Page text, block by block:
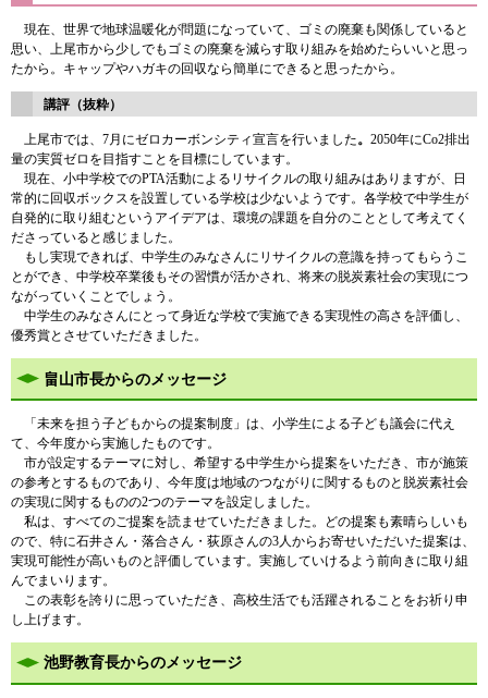
現在、世界で地球温暖化が問題になっていて、ゴミの廃棄も関係していると
思い、上尾市から少しでもゴミの廃棄を減らす取り組みを始めたらいいと思っ
たから。キャップやハガキの回収なら簡単にできると思ったから。
講評（抜粋）
上尾市では、7月にゼロカーボンシティ宣言を行いました。 2050年にCo2排出
量の実質ゼロを目指すことを目標にしています。
現在、小中学校でのPTA活動によるリサイクルの取り組みはありますが、日
常的に回収ボックスを設置している学校は少ないようです。各学校で中学生が
自発的に取り組むというアイデアは、環境の課題を自分のこととして考えてく
ださっていると感じました。
もし実現できれば、中学生のみなさんにリサイクルの意識を持ってもらうこ
とができ、中学校卒業後もその習慣が活かされ、将来の脱炭素社会の実現につ
ながっていくことでしょう。
中学生のみなさんにとって身近な学校で実施できる実現性の高さを評価し、
優秀賞とさせていただきました。
畠山市長からのメッセージ
「未来を担う子どもからの提案制度」は、小学生による子ども議会に代え
て、今年度から実施したものです。
市が設定するテーマに対し、希望する中学生から提案をいただき、市が施策
の参考とするものであり、今年度は地域のつながりに関するものと脱炭素社会
の実現に関するものの2つのテーマを設定しました。
私は、すべてのご提案を読ませていただきました。どの提案も素晴らしいも
ので、特に石井さん・落合さん・荻原さんの3人からお寄せいただいた提案は、
実現可能性が高いものと評価しています。実施していけるよう前向きに取り組
んでまいります。
この表彰を誇りに思っていただき、高校生活でも活躍されることをお祈り申
し上げます。
池野教育長からのメッセージ